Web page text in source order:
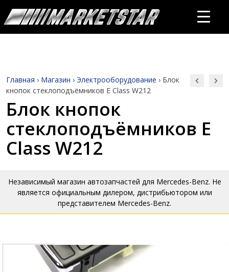
Главная › Магазин › Электрооборудование › Блок
кнопок стеклоподъёмников E Class W212
Блок кнопок
стеклоподъёмников E
Class W212
Независимый магазин автозапчастей для Mercedes-Benz. Не
является официальным дилером, дистрибьютором или
представителем Mercedes-Benz.